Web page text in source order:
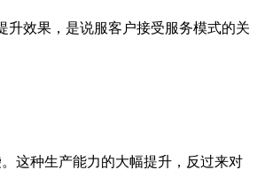
升效果，是说服客户接受服务模式的关
这种生产能力的大幅提升，反过来对